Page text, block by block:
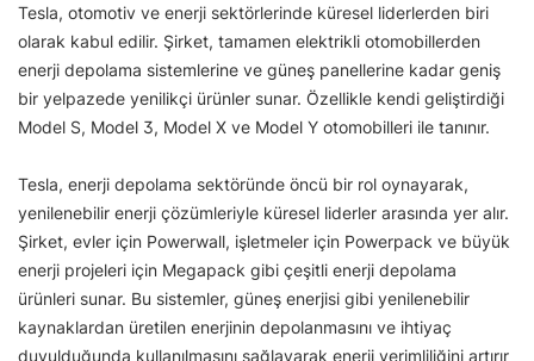
Tesla, otomotiv ve enerji sektörlerinde küresel liderlerden biri
olarak kabul edilir. Şirket, tamamen elektrikli otomobillerden
enerji depolama sistemlerine ve güneş panellerine kadar geniş
bir yelpazede yenilikçi ürünler sunar. Özellikle kendi geliştirdiği
Model S, Model 3, Model X ve Model Y otomobilleri ile tanınır.
Tesla, enerji depolama sektöründe öncü bir rol oynayarak,
yenilenebilir enerji çözümleriyle küresel liderler arasında yer alır.
Şirket, evler için Powerwall, işletmeler için Powerpack ve büyük
enerji projeleri için Megapack gibi çeşitli enerji depolama
ürünleri sunar. Bu sistemler, güneş enerjisi gibi yenilenebilir
kaynaklardan üretilen enerjinin depolanmasını ve ihtiyaç
duyulduğunda kullanılmasını sağlayarak enerji verimliliğini artırır